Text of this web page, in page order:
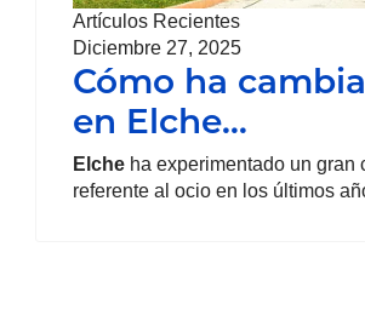
Artículos Recientes
Diciembre 27, 2025
Cómo ha
en Elche…
Elche ha experimentado un gran
referente al ocio en los últimos